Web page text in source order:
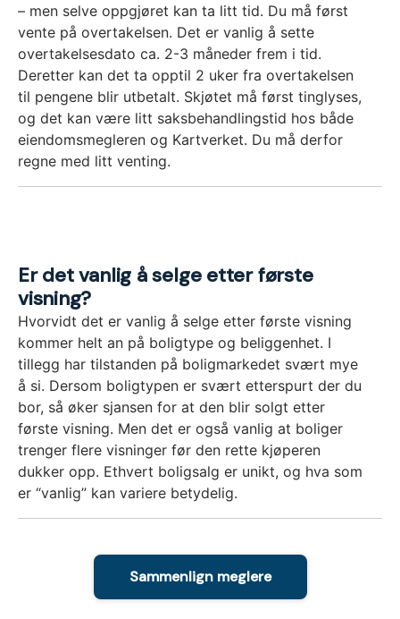
– men selve oppgjøret kan ta litt tid. Du må først
vente på overtakelsen. Det er vanlig å sette
overtakelsesdato ca. 2-3 måneder frem i tid.
Deretter kan det ta opptil 2 uker fra overtakelsen
til pengene blir utbetalt. Skjøtet må først tinglyses,
og det kan være litt saksbehandlingstid hos både
eiendomsmegleren og Kartverket. Du må derfor
regne med litt venting.
Er det vanlig å selge etter første
visning?
Hvorvidt det er vanlig å selge etter første visning
kommer helt an på boligtype og beliggenhet. I
tillegg har tilstanden på boligmarkedet svært mye
å si. Dersom boligtypen er svært etterspurt der du
bor, så øker sjansen for at den blir solgt etter
første visning. Men det er også vanlig at boliger
trenger flere visninger før den rette kjøperen
dukker opp. Ethvert boligsalg er unikt, og hva som
er “vanlig” kan variere betydelig.
Sammenlign meglere